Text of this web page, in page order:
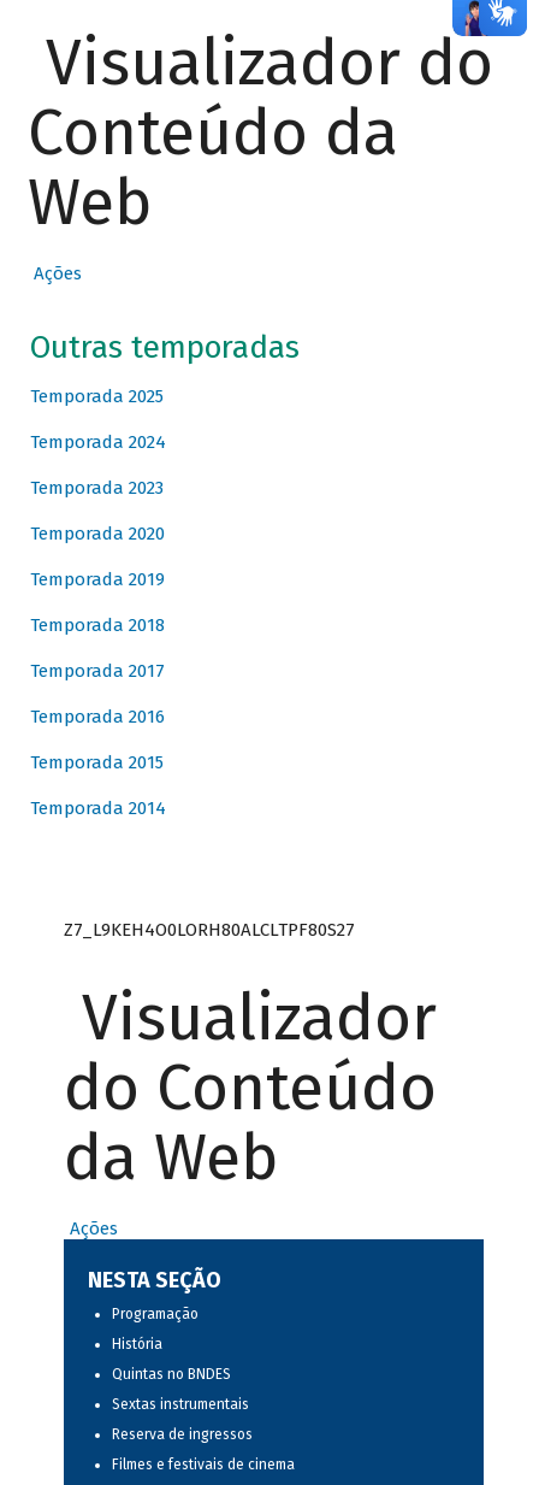
Visualizador do
Conteúdo da
Web
Ações
Outras temporadas
Temporada 2025
Temporada 2024
Temporada 2023
Temporada 2020
Temporada 2019
Temporada 2018
Temporada 2017
Temporada 2016
Temporada 2015
Temporada 2014
Z7_L9KEH4O0LORH80ALCLTPF80S27
Visualizador
do Conteúdo
da Web
Ações
NESTA SEÇÃO
Programação
História
Quintas no BNDES
Sextas instrumentais
Reserva de ingressos
Filmes e festivais de cinema